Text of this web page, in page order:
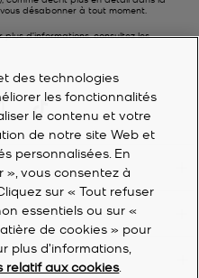
désabonner à tout moment.
d’informations, consultez les
des technologies
les fonctionnalités
le contenu et votre
de notre site Web et
personnalisées. En
», vous consentez à
sur « Tout refuser
essentiels ou sur «
de cookies » pour
plus d’informations,
relatif aux cookies.